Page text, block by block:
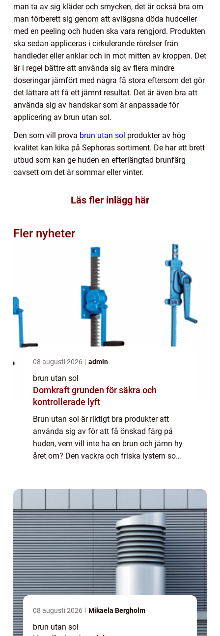
man ta av sig kläder och smycken, det är också bra om
man förberett sig genom att avlägsna döda hudceller
med en peeling och huden ska vara rengjord. Produkten
ska sedan appliceras i cirkulerande rörelser från
handleder eller anklar och in mot mitten av kroppen. Det
är i regel bättre att använda sig av flera mindre
doseringar jämfört med några få stora eftersom det gör
det lättare att få ett jämnt resultat. Det är även bra att
använda sig av handskar som är anpassade för
applicering av brun utan sol.
Den som vill prova brun utan sol produkter av hög
kvalitet kan kika på Sephoras sortiment. De har ett brett
utbud som kan ge huden en efterlängtad brunfärg
oavsett om det är sommar eller vinter.
Läs fler inlägg här
Fler nyheter
08 augusti 2026 admin
brun utan sol
Domkraft grunden för säkra och
kontrollerade lyft
Brun utan sol är riktigt bra produkter att
använda sig av för att få önskad färg på
huden, vem vill inte ha en brun och jämn hy
året om? Den vackra och friska lystern som
08 augusti 2026 Mikaela Bergholm
brun utan sol